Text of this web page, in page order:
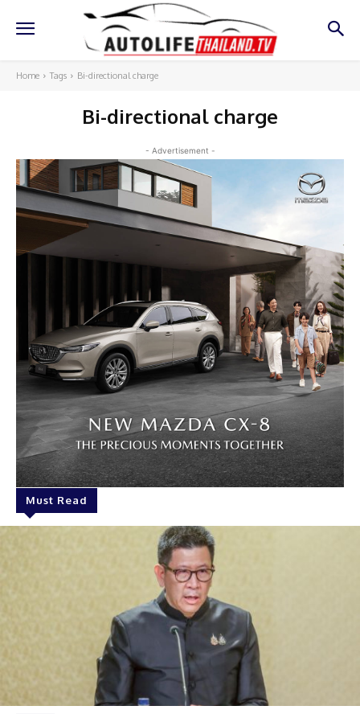
Home Tags Bi-directional charge
Bi-directional charge
- Advertisement -
Must Read